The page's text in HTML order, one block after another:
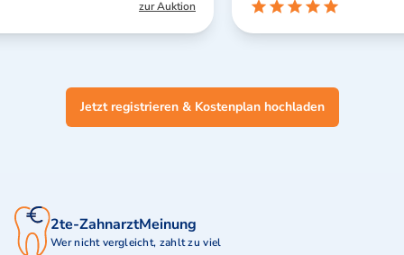
Jetzt registrieren & Kostenplan hochladen
2te-ZahnarztMeinung
Wer nicht vergleicht, zahlt zu viel